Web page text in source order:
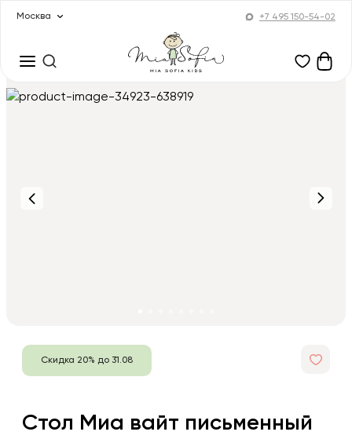
Москва +7 495 150-54-02
Скидка 20% до 31.08
Стол Миа вайт письменный